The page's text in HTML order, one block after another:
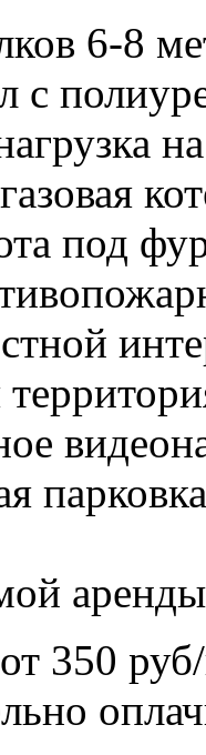
6-8
с
под
350